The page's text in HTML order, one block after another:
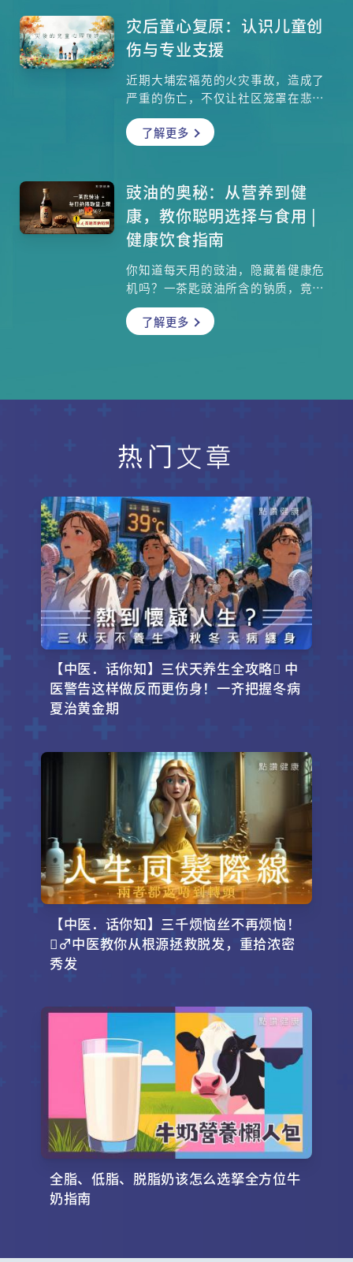
灾后童心复原：认识儿童创
伤与专业支援
近期大埔宏福苑的火灾事故，造成了
严重的伤亡，不仅让社区笼罩在悲伤
之中，也对居民——特别是心智仍在发
展中的儿童——带来深远的情绪冲击。
状态会产生哪些变化？家长又该如何
辨识与寻求帮助？本文将深入探讨灾
后的儿童心理反应，并介绍专业的支
援资源与治疗方法。
了解更多
豉油的奥秘：从营养到健
康，教你聪明选择与食用 |
健康饮食指南
你知道每天用的豉油，隐藏着健康危
机吗？一茶匙豉油所含的钠质，竟占
成年人每日建议摄取量的12%！本文
由肾科专科医生叶逸轩亲自解析，揭
豉油，避开防腐剂与添加剂的陷阱，
带来惊喜的「焦糖酱油朱古力布朗
尼」食谱，邀请你与孩子一起挑战厨
了解更多
热门文章
【中医．话你知】三伏天养生全攻略 中
医警告这样做反而更伤身！一齐把握冬病
夏治黄金期
【中医．话你知】三千烦恼丝不再烦恼！
‍♂️中医教你从根源拯救脱发，重拾浓密
秀发
全脂、低脂、脱脂奶该怎么选拏全方位牛
奶指南